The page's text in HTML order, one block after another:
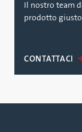
Il nostro team
prodotto
CONTATTACI